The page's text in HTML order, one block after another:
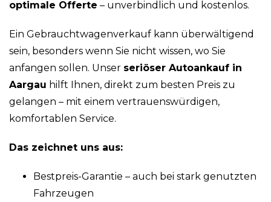
optimale Offerte – unverbindlich und kostenlos.
Ein Gebrauchtwagenverkauf kann überwältigend
sein, besonders wenn Sie nicht wissen, wo Sie
anfangen sollen. Unser seriöser Autoankauf in
Aargau hilft Ihnen, direkt zum besten Preis zu
gelangen – mit einem vertrauenswürdigen,
komfortablen Service.
Das zeichnet uns aus:
Bestpreis-Garantie – auch bei stark genutzten
Fahrzeugen